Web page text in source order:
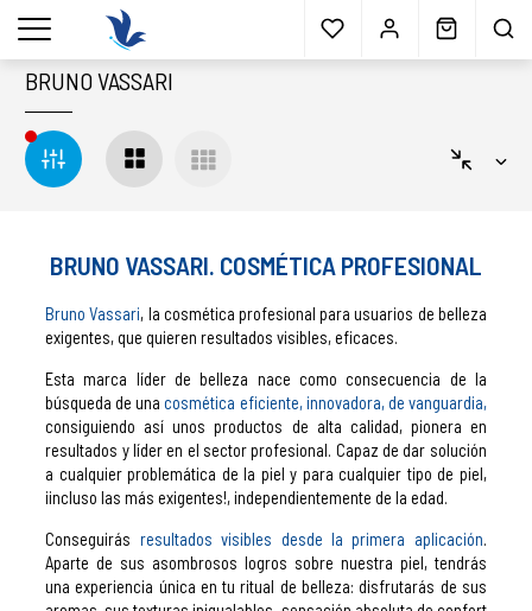
Envío gratisa partir 40€* Muestras gratis Blog
menu
BRUNO VASSARI
BRUNO VASSARI. COSMÉTICA PROFESIONAL
Bruno Vassari, la cosmética profesional para usuarios de belleza
exigentes, que quieren resultados visibles, eficaces.
Esta marca líder de belleza nace como consecuencia de la
búsqueda de una cosmética eficiente, innovadora, de vanguardia,
consiguiendo así unos productos de alta calidad, pionera en
resultados y líder en el sector profesional. Capaz de dar solución
a cualquier problemática de la piel y para cualquier tipo de piel,
¡incluso las más exigentes!, independientemente de la edad.
Conseguirás resultados visibles desde la primera aplicación.
Aparte de sus asombrosos logros sobre nuestra piel, tendrás
una experiencia única en tu ritual de belleza: disfrutarás de sus